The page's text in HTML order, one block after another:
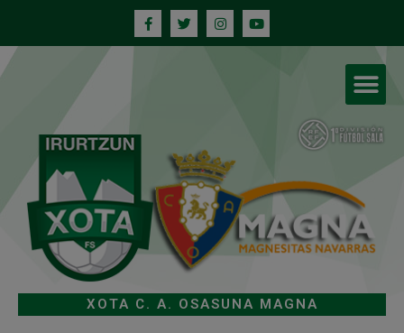
XOTA C. A. OSASUNA MAGNA